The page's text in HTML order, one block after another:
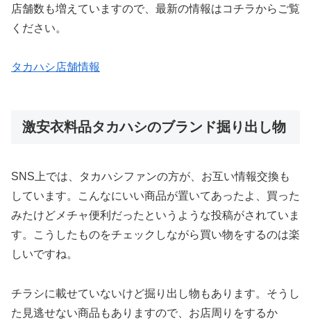
店舗数も増えていますので、最新の情報はコチラからご覧
ください。
タカハシ店舗情報
激安衣料品タカハシのブランド掘り出し物
SNS上では、タカハシファンの方が、お互い情報交換も
しています。こんなにいい商品が置いてあったよ、買った
みたけどメチャ便利だったというような投稿がされていま
す。こうしたものをチェックしながら買い物をするのは楽
しいですね。
チラシに載せていないけど掘り出し物もあります。そうし
た見逃せない商品もありますので、お店周りをするか